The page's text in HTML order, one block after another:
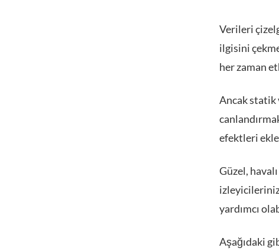
Verileri
ilgisini
her zaman
Ancak
efektleri
Güzel,
yardımcı
Aşağıdaki